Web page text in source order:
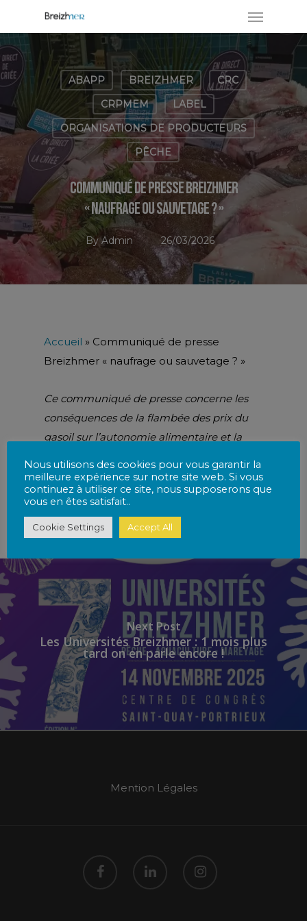
ABAPP BREIZHMER
CRC
CRPMEM
LABEL
ORGANISATIONS DE PRODUCTEURS
PÊCHE
Communiqué de presse Breizhmer
« naufrage ou sauvetage ? »
By Admin 26/03/2026
Accueil » Communiqué de presse
Breizhmer « naufrage ou sauvetage ? »
Ce communiqué de presse concerne les
conséquences de la flambée des prix du
gasoil sur l’autonomie alimentaire et la
Naufrage ou sauvetage Télécharger
Next Post
Les Universités Breizhmer : 1 mois plus
tard on en parle encore !
Mention Légales
Nous utilisons des cookies pour vous garantir la
meilleure expérience sur notre site web. Si vous
continuez à utiliser ce site, nous supposerons que
vous en êtes satisfait..
Cookie Settings Accept All